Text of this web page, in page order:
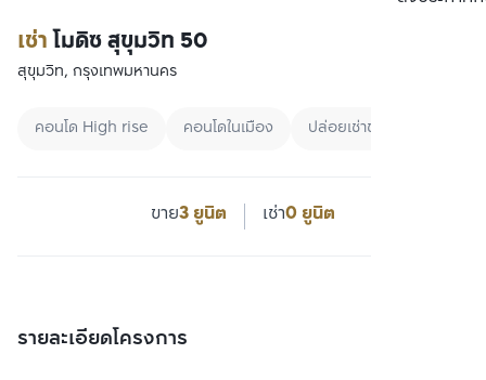
เช่าโมดิซ สุขุมวิท 50
สุขุมวิท, กรุงเทพมหานคร
คอนโด High rise คอนโดในเมือง ปล่อยเช่าชาวต่างชาติ
ขาย3 ยูนิต เช่า0 ยูนิต
รายละเอียดโครงการ